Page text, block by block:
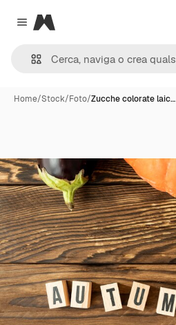
Close menu
Magnific
Home/Stock/Foto/Zucche colorate laic…